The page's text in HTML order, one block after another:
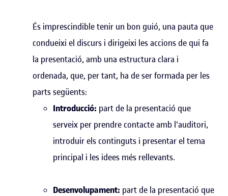
És imprescindible tenir un bon guió, una pauta que
condueixi el discurs i dirigeixi les accions de qui fa
la presentació, amb una estructura clara i
ordenada, que, per tant, ha de ser formada per les
parts següents:
Introducció: part de la presentació que
serveix per prendre contacte amb l'auditori,
introduir els continguts i presentar el tema
principal i les idees més rellevants.
Desenvolupament: part de la presentació que